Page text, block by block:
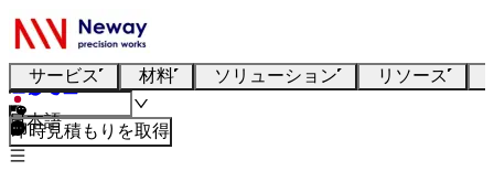
サービス 材料 ソリューション リソース
日本語
即時見積もりを取得